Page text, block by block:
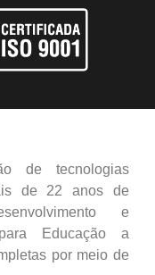
de tecnologias
de 22 anos de
e
Educação a
por meio de